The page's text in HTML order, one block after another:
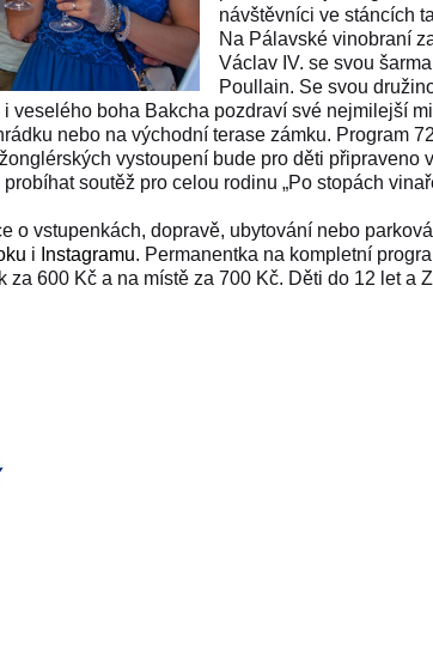
návštěvníci ve stáncích
Na Pálavské vinobraní
Václav IV. se svou
Poullain. Se svou
veselého boha Bakcha pozdraví své nejmilejší
nebo na východní terase zámku. Program
vystoupení bude pro děti připraveno
soutěž pro celou rodinu „Po stopách
o vstupenkách, dopravě, ubytování nebo
i Instagramu. Permanentka na kompletní
600 Kč a na místě za 700 Kč. Děti do 12 let a